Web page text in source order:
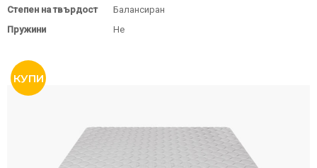
Степен на твърдост
Балансиран
Пружини
Не